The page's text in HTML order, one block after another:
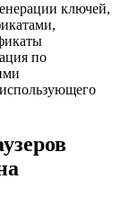
ключей,
по